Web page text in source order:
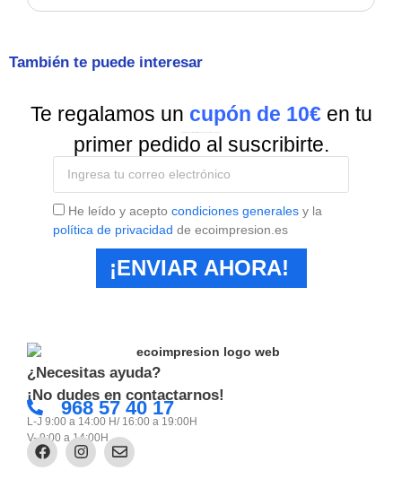
También te puede interesar
Te regalamos un cupón de 10€ en tu
primer pedido al suscribirte.
He leído y acepto condiciones generales y la
política de privacidad de ecoimpresion.es
¡ENVIAR AHORA!
¿Necesitas ayuda?
¡No dudes en contactarnos!
968 57 40 17
L-J 9:00 a 14:00 H/ 16:00 a 19:00H
V- 9:00 a 14:00H